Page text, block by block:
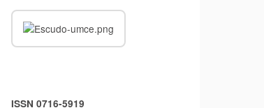
ISSN 0716-5919